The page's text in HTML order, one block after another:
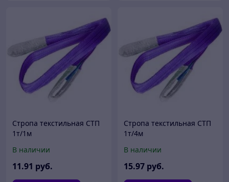
Стропа текстильная СТП
1т/1м
В наличии
11.91 руб.
Стропа текстильная СТП
1т/4м
В наличии
15.97 руб.